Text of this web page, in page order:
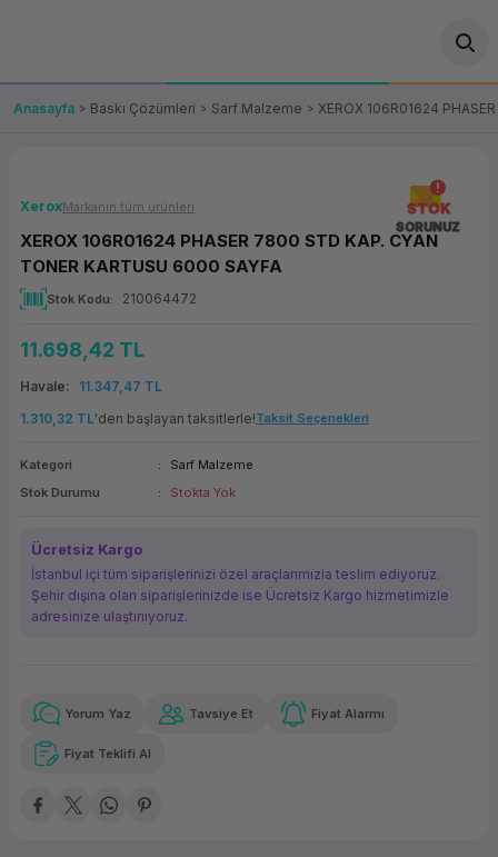
OT/VT Ürünleri
Fiş Yazıcı
Panel PC
(Firewall)
Makinesi
Makinesi
Çözümleri
Bağlantı
Yedekleme
Ürünler
Paketi
Anasayfa Baskı Çözümleri Sarf Malzeme XEROX 106R01624
STOK
SORUNUZ
XeroxMarkanın tüm ürünleri
XEROX 106R01624 PHASER 7800 STD KAP. CYAN
TONER KARTUSU 6000 SAYFA
Stok Kodu 210064472
11.698,42 TL
Havale
11.347,47 TL
1.310,32 TL'den başlayan taksitlerle!Taksit Seçenekleri
Kategori
Sarf Malzeme
Stok Durumu
Stokta Yok
Ücretsiz Kargo
İstanbul içi tüm siparişlerinizi özel araçlarımızla teslim ediyoruz.
Şehir dışına olan siparişlerinizde ise Ücretsiz Kargo hizmetimizle
adresinize ulaştırııyoruz.
Güvenilir Alışveriş
Kolay iade imkanı
1.310,32 TL
Yorum Yaz Tavsiye Et Fiyat Alarmı
Fiyat Teklifi Al